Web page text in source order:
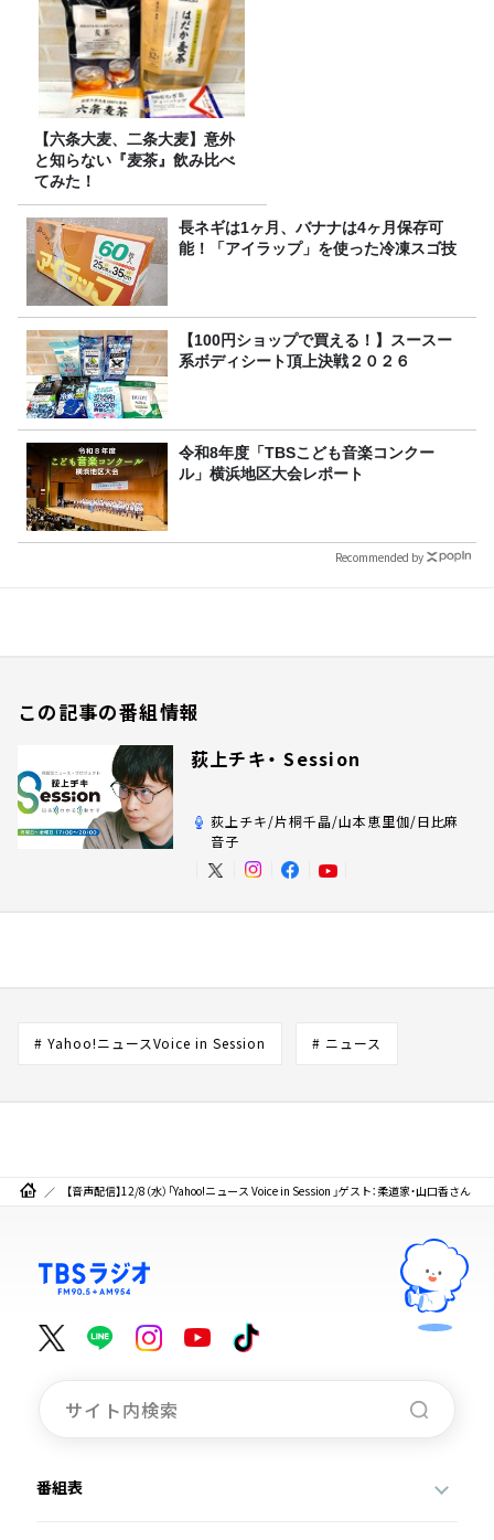
【六条大麦、二条大麦】意外
と知らない『麦茶』飲み比べ
てみた！
長ネギは1ヶ月、バナナは4ヶ月保存可
能！「アイラップ」を使った冷凍スゴ技
【100円ショップで買える！】スースー
系ボディシート頂上決戦２０２６
令和8年度「TBSこども音楽コンクー
ル」横浜地区大会レポート
Recommended by
この記事の番組情報
荻上チキ・ Session
荻上チキ/片桐千晶/山本恵里伽/日比麻
音子
# Yahoo!ニュースVoice in Session # ニュース
【音声配信】12/8（水）「Yahoo!ニュース Voice in Session 」ゲスト：柔道家・山口香さん
番組表